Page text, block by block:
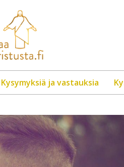
Kysymyksiä ja vastauksia